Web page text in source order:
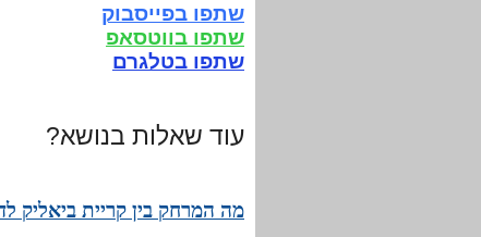
שתפו בפייסבוק
שתפו בווטסאפ
שתפו בטלגרם
עוד שאלות בנושא?
מה המרחק בין קריית ביאליק